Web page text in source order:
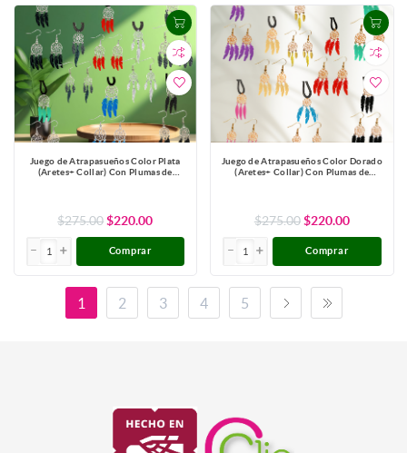
Juego de Atrapasueños Color Plata
(Aretes+ Collar) Con Plumas de
$275.00 $220.00
Comprar
Juego de Atrapasueños Color Dorado
(Aretes+ Collar) Con Plumas de
$275.00 $220.00
Comprar
1 2 3 4 5